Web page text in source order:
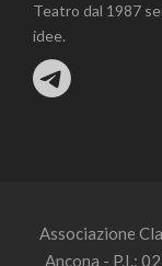
Teatro dal 1987
idee.
Associazione
Ancona - P.I.: